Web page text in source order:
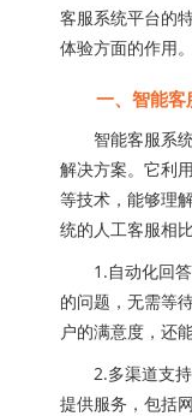
客服系统平台的
体验方面的作用。
一、智能客
智能客服系统
解决方案。它利
等技术，能够理
统的人工客服相
1.自动化回答
的问题，无需等
户的满意度，还
2.多渠道支持
提供服务，包括